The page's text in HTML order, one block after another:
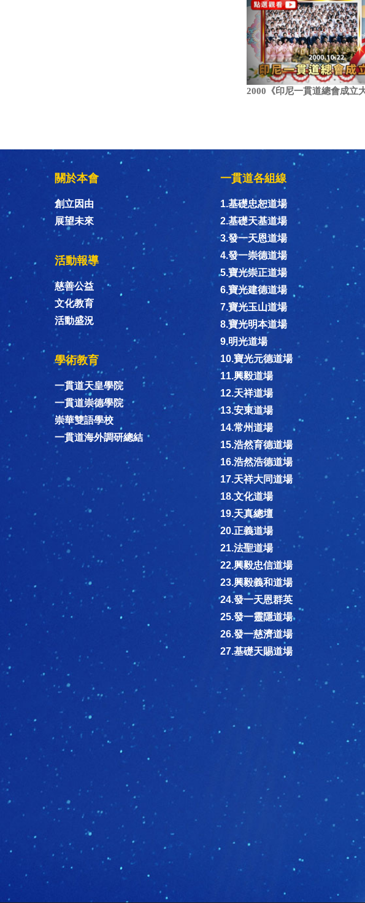
2000《印尼一貫道總會成立
關於本會
創立因由
展望未來
活動報導
慈善公益
文化教育
活動盛況
學術教育
一貫道天皇學院
一貫道崇德學院
崇華雙語學校
一貫道海外調研總結
一貫道各組線
1.基礎忠恕道場
2.基礎天基道場
3.發一天恩道場
4.發一崇德道場
5.寶光崇正道場
6.寶光建德道場
7.寶光玉山道場
8.寶光明本道場
9.明光道場
10.寶光元德道場
11.興毅道場
12.天祥道場
13.安東道場
14.常州道場
15.浩然育德道場
16.浩然浩德道場
17.天祥大同道場
18.文化道場
19.天真總壇
20.正義道場
21.法聖道場
22.興毅忠信道場
23.興毅義和道場
24.發一天恩群英
25.發一靈隱道場
26.發一慈濟道場
27.基礎天賜道場